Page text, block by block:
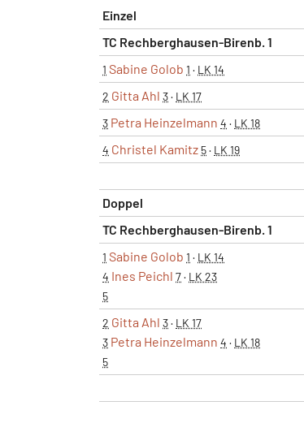
Einzel
TC Rechberghausen-Birenb. 1
1 Sabine Golob 1 · LK 14
2 Gitta Ahl 3· LK 17
3 Petra Heinzelmann 4 · LK 18
4 Christel Kamitz 5· LK 19
Doppel
TC Rechberghausen-Birenb. 1
1 Sabine Golob 1 · LK 14
4 Ines Peichl 7· LK 23
5
2 Gitta Ahl 3· LK 17
3 Petra Heinzelmann 4 · LK 18
5